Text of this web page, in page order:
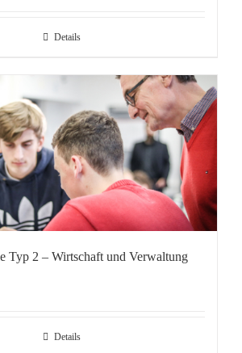
Details
Typ 2 – Wirtschaft und Verwaltung
Details